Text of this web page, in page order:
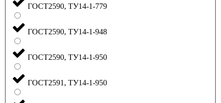
ГОСТ2590, ТУ14-1-779
ГОСТ2590, ТУ14-1-948
ГОСТ2590, ТУ14-1-950
ГОСТ2591, ТУ14-1-950